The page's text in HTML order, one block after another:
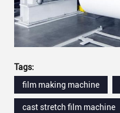
Tags:
film making machine
cast stretch film machine